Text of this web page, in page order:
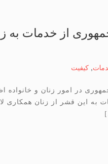
از خدمات به
, كیفیت
در امور زنان و خانواده
به این قشر از زنان همکاری